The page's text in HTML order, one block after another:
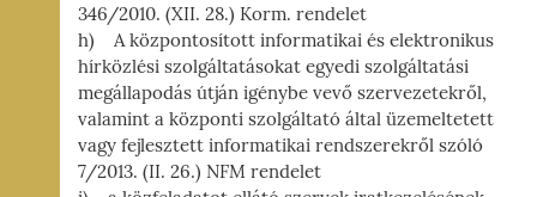
346/2010. (XII. 28.) Korm. rendelet
h) A központosított informatikai és elektronikus
hírközlési szolgáltatásokat egyedi szolgáltatási
megállapodás útján igénybe vevő szervezetekről,
valamint a központi szolgáltató által üzemeltetett
vagy fejlesztett informatikai rendszerekről szóló
7/2013. (II. 26.) NFM rendelet